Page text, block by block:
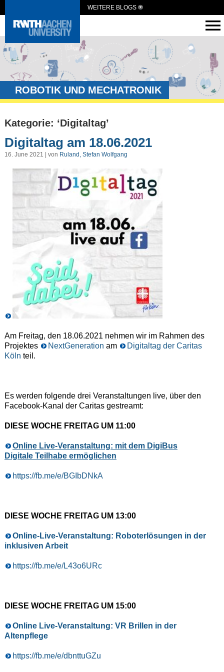
WEITERE BLOGS
ROBOTIK UND MECHATRONIK
Kategorie: ‘Digitaltag’
Digitaltag am 18.06.2021
16. June 2021 | von Ruland, Stefan Wolfgang
Am Freitag, den 18.06.2021 nehmen wir im Rahmen des
Projektes
NextGeneration am
Digitaltag der Caritas
Köln teil.
Es werden folgende drei Veranstaltungen live, über den
Facebook-Kanal der Caritas gestreamt:
DIESE WOCHE FREITAG UM 11:00
Online Live-Veranstaltung: mit dem DigiBus
Digitale Teilhabe ermöglichen
https://fb.me/e/BGIbDNkA
DIESE WOCHE FREITAG UM 13:00
Online-Live-Veranstaltung: Roboterlösungen in der
inklusiven Arbeit
https://fb.me/e/L43o6URc
DIESE WOCHE FREITAG UM 15:00
Online Live-Veranstaltung: VR Brillen in der
Altenpflege
https://fb.me/e/dbnttuGZu